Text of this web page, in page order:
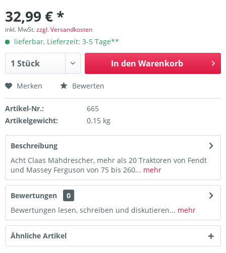
32,99 € *
inkl. MwSt.zzgl. Versandkosten
lieferbar, Lieferzeit: 3-5 Tage**
In den Warenkorb
Merken Bewerten
Artikel-Nr.:
665
Artikelgewicht:
0.15 kg
Beschreibung
Acht Claas Mähdrescher, mehr als 20 Traktoren von Fendt
und Massey Ferguson von 75 bis 260... mehr
Bewertungen
0
Bewertungen lesen, schreiben und diskutieren... mehr
Ähnliche Artikel